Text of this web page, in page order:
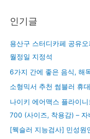
인기글
용산구 스터디카페 공유
월정일 지정석
6가지 간에 좋은 음식, 해
소형믹서 추천 썸블러 휴
나이키 에어맥스 플라이
700 (사이즈, 착용감) – 자
[웩슬러 지능검사] 민성원